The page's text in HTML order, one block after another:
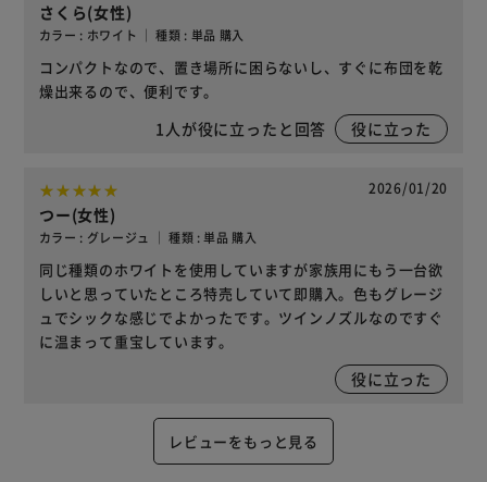
さくら(女性)
カラー : ホワイト ｜ 種類 : 単品 購入
コンパクトなので、置き場所に困らないし、すぐに布団を乾
燥出来るので、便利です。
1 人が役に立ったと回答 役に立った
2026/01/20
つー(女性)
カラー : グレージュ ｜ 種類 : 単品 購入
同じ種類のホワイトを使用していますが家族用にもう一台欲
しいと思っていたところ特売していて即購入。色もグレージ
ュでシックな感じでよかったです。ツインノズルなのですぐ
に温まって重宝しています。
役に立った
レビューをもっと見る